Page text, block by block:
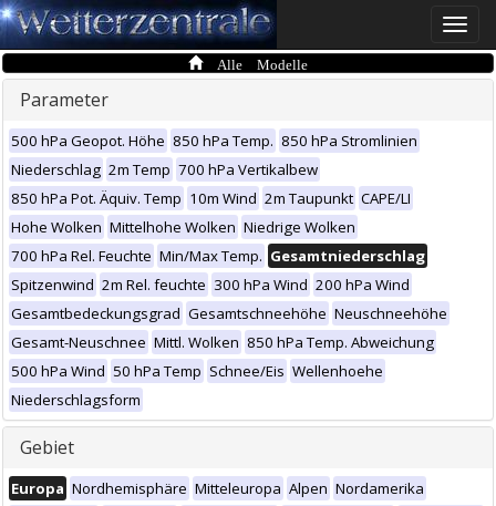
Toggle
Alle Modelle
Parameter
500 hPa Geopot. Höhe 850 hPa Temp. 850 hPa Stromlinien
Niederschlag 2m Temp 700 hPa Vertikalbew
850 hPa Pot. Äquiv. Temp 10m Wind 2m Taupunkt CAPE/LI
Hohe Wolken Mittelhohe Wolken Niedrige Wolken
700 hPa Rel. Feuchte Min/Max Temp. Gesamtniederschlag
Spitzenwind 2m Rel. feuchte 300 hPa Wind 200 hPa Wind
Gesamtbedeckungsgrad Gesamtschneehöhe Neuschneehöhe
Gesamt-Neuschnee Mittl. Wolken 850 hPa Temp. Abweichung
500 hPa Wind 50 hPa Temp Schnee/Eis Wellenhoehe
Niederschlagsform
Gebiet
Europa Nordhemisphäre Mitteleuropa Alpen Nordamerika